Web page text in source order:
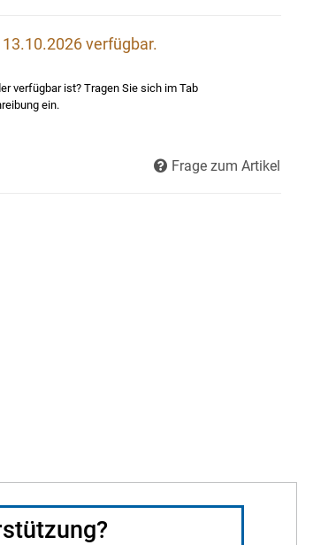
verfügbar.
verfügbar ist? Tragen Sie sich im Tab
ein.
Frage zum Artikel